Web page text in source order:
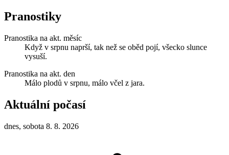
Pranostiky
Pranostika na akt. měsíc
Když v srpnu naprší, tak než se oběd pojí, všecko slunce
vysuší.
Pranostika na akt. den
Málo plodů v srpnu, málo včel z jara.
Aktuální počasí
dnes, sobota 8. 8. 2026